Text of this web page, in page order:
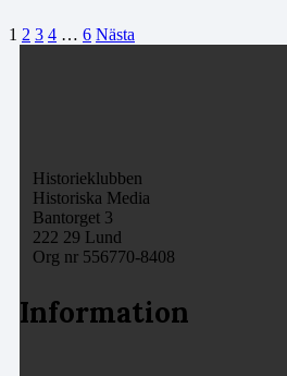
1 2 3 4 … 6 Nästa
Historieklubben
Historiska Media
Bantorget 3
222 29 Lund
Org nr 556770-8408
Information